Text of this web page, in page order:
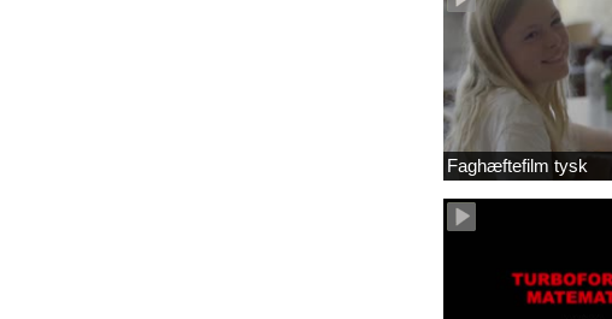
Faghæftefilm tysk